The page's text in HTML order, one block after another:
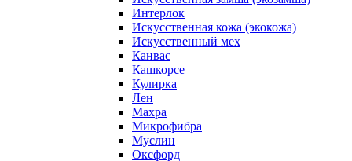
Интерлок
Искусственная кожа (экокожа)
Искусственный мех
Канвас
Кашкорсе
Кулирка
Лен
Махра
Микрофибра
Муслин
Оксфорд